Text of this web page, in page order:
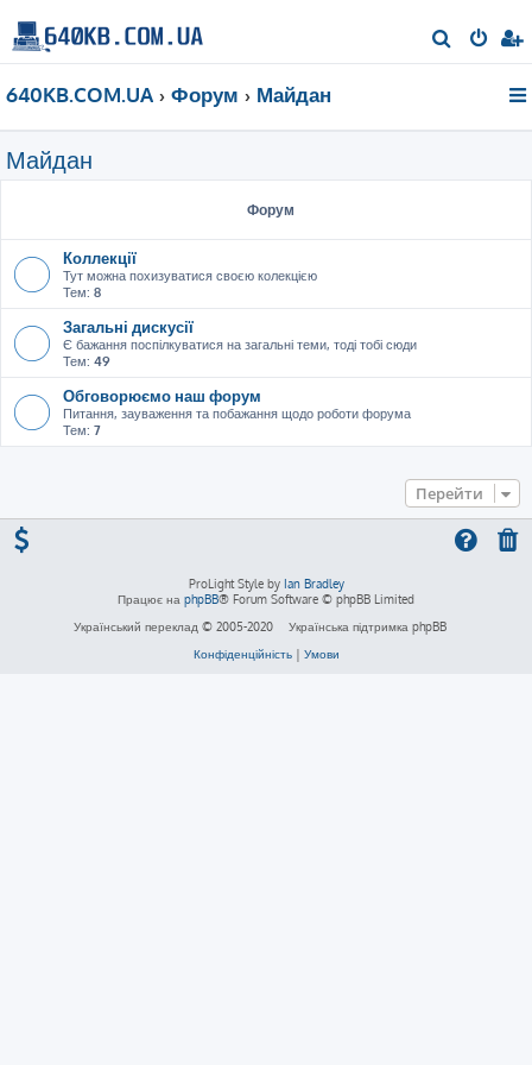
о
640KB.COM.UA Форум Майдан
Майдан
Форум
Коллекції
Тут можна похизуватися своєю колекцією
Тем: 8
Загальні дискусії
Є бажання поспілкуватися на загальні теми, тоді тобі сюди
Тем: 49
Обговорюємо наш форум
Питання, зауваження та побажання щодо роботи форума
Тем: 7
Перейти
ProLight Style by Ian Bradley
Працює на phpBB® Forum Software © phpBB Limited
Український переклад © 2005-2020
Українська підтримка phpBB
Конфіденційність| Умови